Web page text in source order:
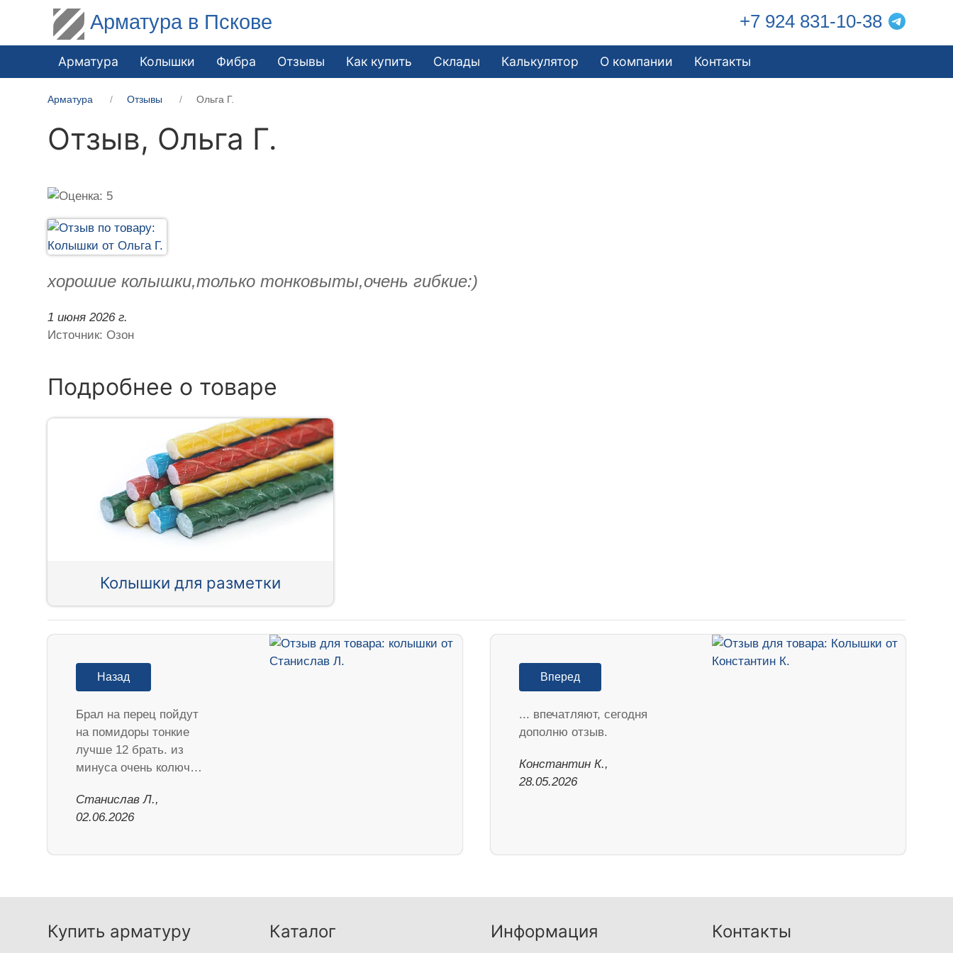
Арматура в Пскове +7 924 831-10-38
Арматура Колышки Фибра Отзывы Как купить Склады Калькулятор О компании Контакты
Арматура Отзывы Ольга Г.
Отзыв, Ольга Г.
хорошие колышки,только тонковыты,очень гибкие:)
1 июня 2026 г.
Источник: Озон
Подробнее о товаре
Колышки для разметки
Назад
Брал на перец пойдут
на помидоры тонкие
лучше 12 брать. из
минуса очень колюч…
Станислав Л.,
02.06.2026
Вперед
... впечатляют, сегодня
дополню отзыв.
Константин К.,
28.05.2026
Купить арматуру Каталог Информация Контакты